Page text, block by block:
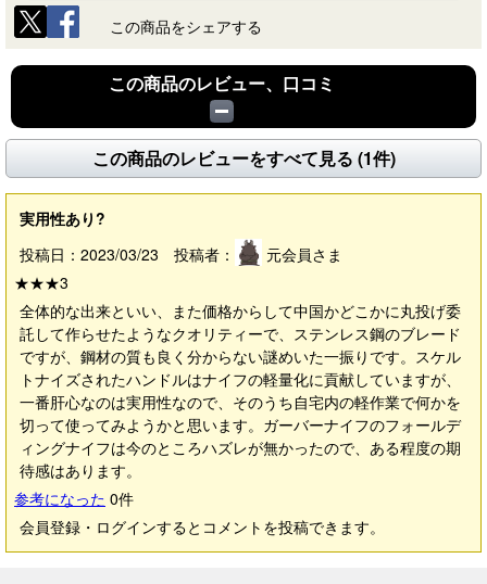
この商品をシェアする
この商品のレビュー、口コミ
この商品のレビューをすべて見る (1件)
実用性あり?
投稿日：2023/03/23 投稿者：
元会員さま
★★★3
全体的な出来といい、また価格からして中国かどこかに丸投げ委
託して作らせたようなクオリティーで、ステンレス鋼のブレード
ですが、鋼材の質も良く分からない謎めいた一振りです。スケル
トナイズされたハンドルはナイフの軽量化に貢献していますが、
一番肝心なのは実用性なので、そのうち自宅内の軽作業で何かを
切って使ってみようかと思います。ガーバーナイフのフォールデ
ィングナイフは今のところハズレが無かったので、ある程度の期
待感はあります。
参考になった 0件
会員登録・ログインするとコメントを投稿できます。